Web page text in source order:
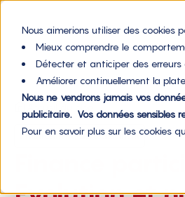
Nous aimerions utiliser des cookies
Mieux comprendre le
Détecter et anticiper des
Améliorer continuellement la
Nous ne vendrons jamais vos
publicitaire. Vos données sensibles
Pour en savoir plus sur les cookies
Financement,Investissement